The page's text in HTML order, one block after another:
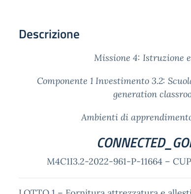
Descrizione
Missione 4: Istruzione
Componente 1 Investimento 3.2:
generation
Ambienti di
M4C1I3.2-2022-961-P-11664 –